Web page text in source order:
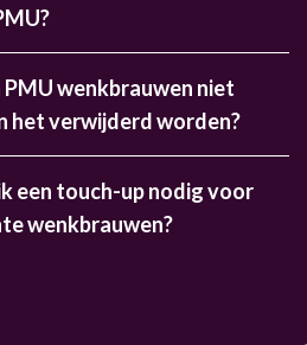
PMU wenkbrauwen niet
het verwijderd worden?
een touch-up nodig voor
wenkbrauwen?